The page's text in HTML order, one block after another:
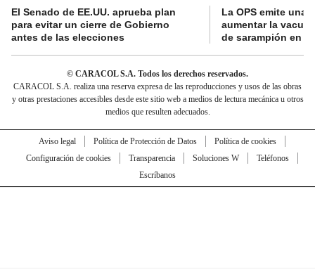
El Senado de EE.UU. aprueba plan
para evitar un cierre de Gobierno
antes de las elecciones
La OPS emite una
aumentar la
de sarampión en
© CARACOL S.A. Todos los derechos reservados.
CARACOL S.A. realiza una reserva expresa de las reproducciones y usos de las obras
y otras prestaciones accesibles desde este sitio web a medios de lectura mecánica u otros
medios que resulten adecuados.
Aviso legal Política de Protección de Datos
Política de cookies
Configuración de cookies
Transparencia Soluciones W
Teléfonos
Escríbanos